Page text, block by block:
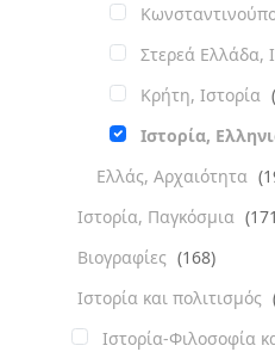
Στερεά Ελλάδα,
Κρήτη, Ιστορία
Ιστορία,
Ελλάς, Αρχαιότητα
Ιστορία, Παγκόσμια
Βιογραφίες (168)
Ιστορία και πολιτισμός
Ιστορία-Φιλοσοφία